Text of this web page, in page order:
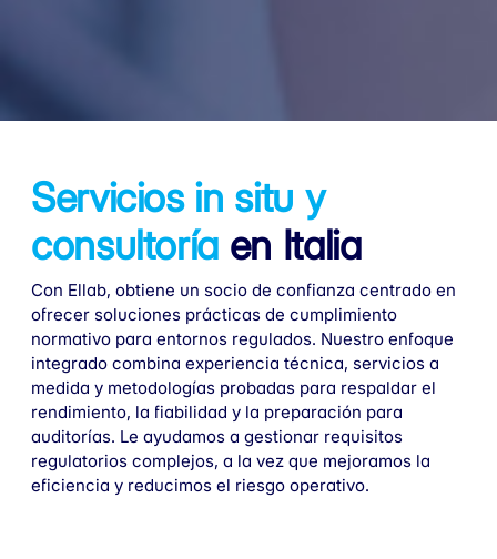
Servicios in situ y
consultoría en Italia
Con Ellab, obtiene un socio de confianza centrado en
ofrecer soluciones prácticas de cumplimiento
normativo para entornos regulados. Nuestro enfoque
integrado combina experiencia técnica, servicios a
medida y metodologías probadas para respaldar el
rendimiento, la fiabilidad y la preparación para
auditorías. Le ayudamos a gestionar requisitos
regulatorios complejos, a la vez que mejoramos la
eficiencia y reducimos el riesgo operativo.